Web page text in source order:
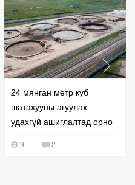
24 мянган метр куб
шатахууны агуулах
удахгүй ашиглалтад орно
9 2